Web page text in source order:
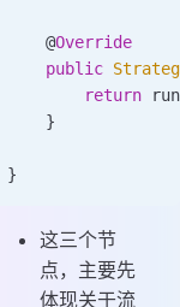
    @
Override
    public
        return
    }
}
这三个节
点，主要先
体现关于流